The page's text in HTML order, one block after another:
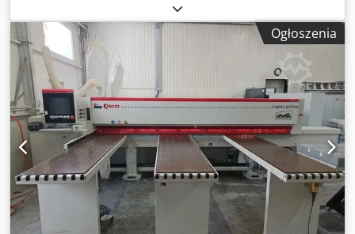
, długość cięcia (maks.):
Wyposażenie:dozownik, DANE TECHNICZNE Maksymalna
szerokość płyty: 3800 mm Maksymalna długość płyty: 2200
mm Minimalna wysokość cięcia: 6 mm Maksymalne
wychylenie tarczy piły: 130 mm Liczba stołów: 3 Liczba
chwytaków: 7 Układ chwytaków: na listwie prowadzącej
Maksymalna prędkość posuwu: 90 m/min Głowica tnąca
Liczba wózków tnących: 1 Dsdpfjzmtnlox Aqtjck
Pozycjonowanie: sterowane numerycznie (NC) Maksymalna
średnica narzędzia: 480 mm Moc silnika: 18 kW Głowica do
wstępnego nacinania Pozycjonowanie: sterowane
numerycznie (NC) Maksymalna średnica narzędzia: 200
mm Moc silnika: 2,2 kW DANE MASZYNY System
sterowania: POWERCONTROL Oprogramowanie do
Ogłoszenia